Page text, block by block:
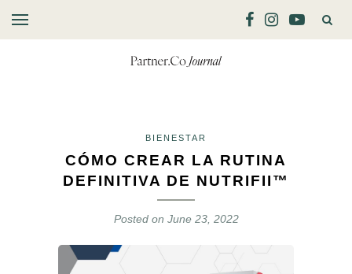
BIENESTAR
CÓMO CREAR LA RUTINA
DEFINITIVA DE NUTRIFII™
Posted on June 23, 2022